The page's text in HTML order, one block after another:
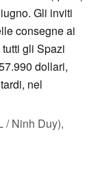
Gli inviti
consegne ai
gli Spazi
dollari,
nel
/ Ninh Duy),